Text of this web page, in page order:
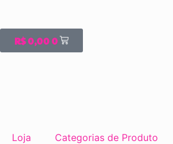
R$0,000
Loja Categorias de Produto